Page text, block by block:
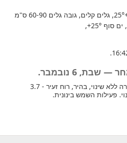
, גלים קלים, גובה גלים 60-90 ס"מ
, ים סוף +25°
,
6 נובמבר.
מחר ברוב חלקי הארץ טמפרטורה ללא שינוי, בהיר, רוח זעיר - 3.7
פעילות השמש בינונית.